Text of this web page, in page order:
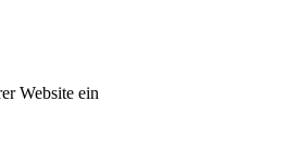
Website ein